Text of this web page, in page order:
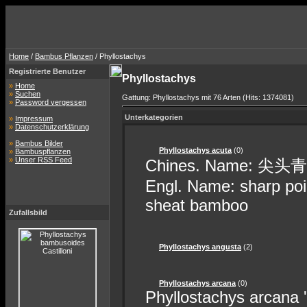
Home / Bambus Pflanzen / Phyllostachys
Registrierte Benutzer
» Home
» Suchen
» Password vergessen
» Impressum
» Datenschutzerklärung
» Bambus Bilder
» Bambuspflanzen
» Unser RSS Feed
Zufallsbild
Phyllostachys
Gattung: Phyllostachys mit 76 Arten (Hits: 1374081)
Unterkategorien
Phyllostachys acuta (0)
Chines. Name: 尖头
Engl. Name: sharp
sheat bamboo
Phyllostachys angusta (2)
Phyllostachys arcana (0)
Phyllostachys arcana